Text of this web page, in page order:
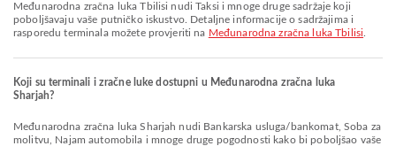
Međunarodna zračna luka Tbilisi nudi Taksi i mnoge druge sadržaje koji
poboljšavaju vaše putničko iskustvo. Detaljne informacije o sadržajima i
rasporedu terminala možete provjeriti na Međunarodna zračna luka Tbilisi
Koji su terminali i zračne luke dostupni u Međunarodna zračna luka
Sharjah?
Međunarodna zračna luka Sharjah nudi Bankarska usluga/bankomat, Soba za
molitvu, Najam automobila i mnoge druge pogodnosti kako bi poboljšao vaše